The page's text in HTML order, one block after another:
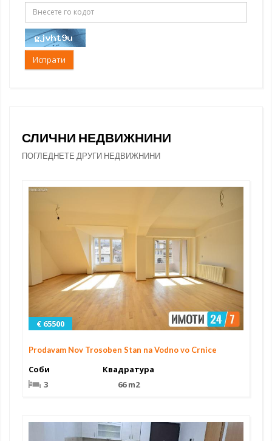
Испрати
СЛИЧНИ НЕДВИЖНИНИ
ПОГЛЕДНЕТЕ ДРУГИ НЕДВИЖНИНИ
€ 65500
Prodavam Nov Trosoben Stan na Vodno vo Crnice
Соби
3
Квадратура
66 m2